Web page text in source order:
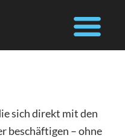
sich direkt mit den
beschäftigen – ohne